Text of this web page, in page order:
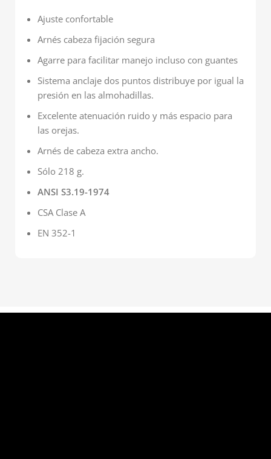
Ajuste confortable
Arnés cabeza fijación segura
Agarre para facilitar manejo incluso con guantes
Sistema anclaje dos puntos distribuye por igual la
presión en las almohadillas.
Excelente atenuación ruido y más espacio para
las orejas.
Arnés de cabeza extra ancho.
Sólo 218 g.
ANSI S3.19-1974
CSA Clase A
EN 352-1